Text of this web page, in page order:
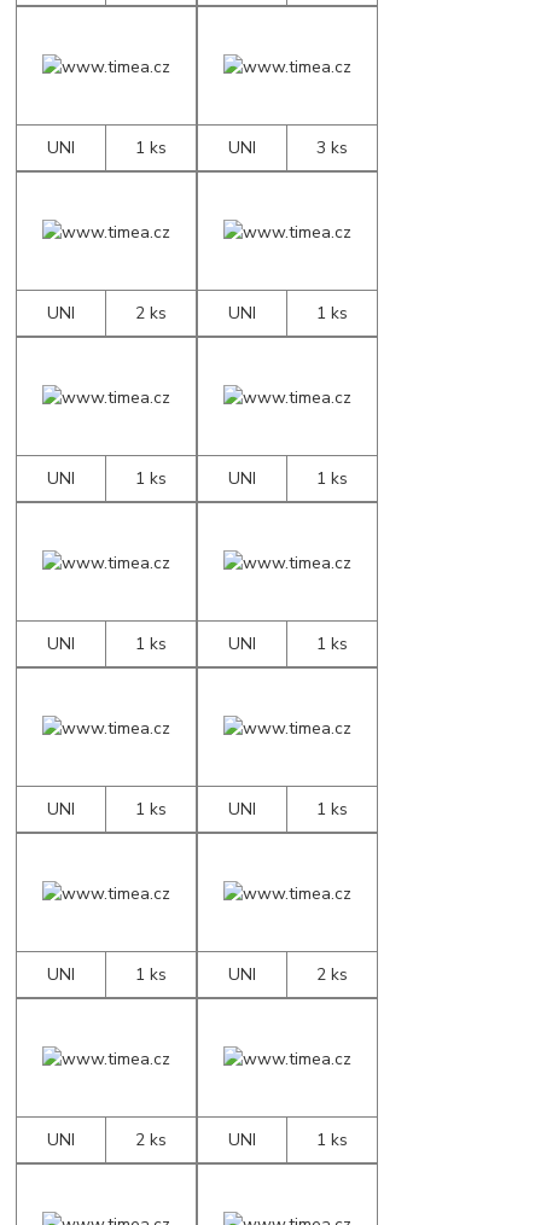
UNI 1 ks UNI 3 ks
UNI 2 ks UNI 1 ks
UNI 1 ks UNI 1 ks
UNI 1 ks UNI 1 ks
UNI 1 ks UNI 1 ks
UNI 1 ks UNI 2 ks
UNI 2 ks UNI 1 ks